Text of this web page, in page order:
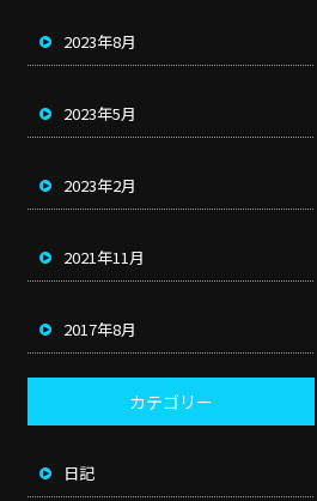
2023年8月
2023年5月
2023年2月
2021年11月
2017年8月
カテゴリー
日記